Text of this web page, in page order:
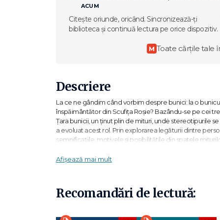
ACUM
Citește oriunde, oricând. Sincronizează-ți
biblioteca și continuă lectura pe orice dispozitiv.
M Toate cărțile tale
Descriere
La ce ne gândim când vorbim despre bunici: la o
înspăimântător din Scufița Roșie? Bazându-se pe cei
Țara bunicii, un ținut plin de mituri, unde stereotipurile
a evoluat acest rol. Prin explorarea legăturii dintre
semnificațiile, motivele și posibilitățile din spatele
Journal of Child Psychotherapy, a publicat numeroase
Poate că și bunicii simt ușurare pentru că reușesc să
copiilor lor. Pare că toată lumea câștigă, nu? - Judith
părinții ocupați. Bunicii pot reflecta și transmite
Afișează mai mult
Recomandări de lectură: